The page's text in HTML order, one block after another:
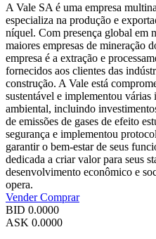
A Vale SA é uma empresa
especializa na produção e
níquel. Com presença global em
maiores empresas de mineração
empresa é a extração e
fornecidos aos clientes das
construção. A Vale está
sustentável e implementou
ambiental, incluindo
de emissões de gases de efeito
segurança e implementou
garantir o bem-estar de seus
dedicada a criar valor para seus
desenvolvimento econômico e
opera.
VenderComprar
BID 0.0000
ASK 0.0000